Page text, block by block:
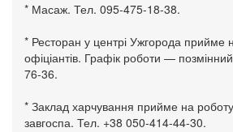
* Масаж. Тел. 095-475-18-38.
* Ресторан у центрі Ужгорода прийме
офіціантів. Графік роботи —
76-36.
* Заклад харчування прийме на
завгоспа. Тел. +38 050-414-44-30.